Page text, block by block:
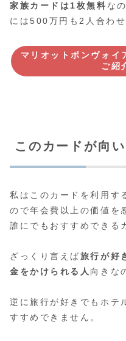
家族カードは1枚無料 な
には500万円も2人合わ
マリオットボンヴォイ
ご紹
このカードが向
私はこのカードを利用す
ので年会費以上の価値を
誰にでもおすすめできる
ざっくり言えば旅行が好
金をかけられる人 向きな
逆に旅行が好きでもホテ
すすめできません。